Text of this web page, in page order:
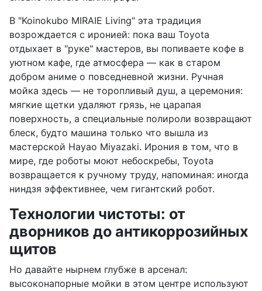
В "Koinokubo MIRAIE Living" эта традиция
возрождается с иронией: пока ваш Toyota
отдыхает в "руке" мастеров, вы попиваете кофе в
уютном кафе, где атмосфера — как в старом
добром аниме о повседневной жизни. Ручная
мойка здесь — не торопливый душ, а церемония:
мягкие щетки удаляют грязь, не царапая
поверхность, а специальные полироли возвращают
блеск, будто машина только что вышла из
мастерской Hayao Miyazaki. Ирония в том, что в
мире, где роботы моют небоскребы, Toyota
возвращается к ручному труду, напоминая: иногда
ниндзя эффективнее, чем гигантский робот.
Технологии чистоты: от
дворников до антикоррозийных
щитов
Но давайте нырнем глубже в арсенал:
высоконапорные мойки в этом центре используют